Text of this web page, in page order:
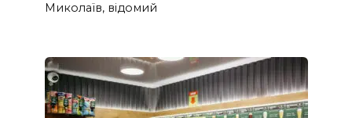
Миколаїв, відомий